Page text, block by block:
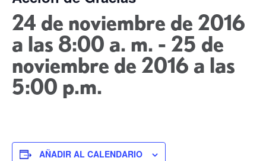
24 de noviembre de 2016
a las 8:00 a. m. - 25 de
noviembre de 2016 a las
5:00 p.m.
AÑADIR AL CALENDARIO